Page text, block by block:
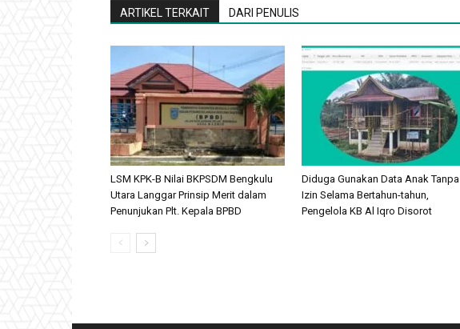
ARTIKEL TERKAIT DARI PENULIS
LSM KPK-B Nilai BKPSDM Bengkulu
Utara Langgar Prinsip Merit dalam
Penunjukan Plt. Kepala BPBD
Diduga Gunakan Data Anak Tanpa
Izin Selama Bertahun-tahun,
Pengelola KB Al Iqro Disorot